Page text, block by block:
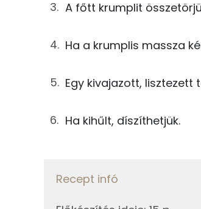
2g sütőpor
2g vaníliás cukor
2gvaj
Nátrium
Szelén
Összesen
A főtt krumplit
Ha a krumplis massza
Egy kivajazott,
Ha kihűlt, díszíthetjük.
Recept infó